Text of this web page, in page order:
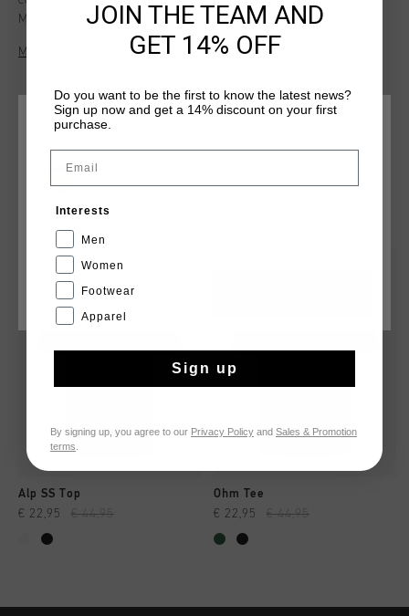
Montserrat logo on the chest and bold Cruyff Montserrat
lettering on the back panel, it creates a modern and
distinctive look. A must-have for any wardrobe, this t-shirt
Más información
QUIZÁ TU GUSTA ESTO
Alp SS Top
€ 22,95 € 44,95
Ohm Tee
€ 22,95 € 44,95
ELIGE TU UBICACIÓN Y TU IDIOMA
CANCEL
JOIN THE TEAM AND
GET 14% OFF
Do you want to be the first to know the latest news?
Sign up now and get a 14% discount on your first
purchase.
Interests
Men
Women
Footwear
Apparel
Sign up
By signing up, you agree to our Privacy Policy and Sales & Promotion
terms